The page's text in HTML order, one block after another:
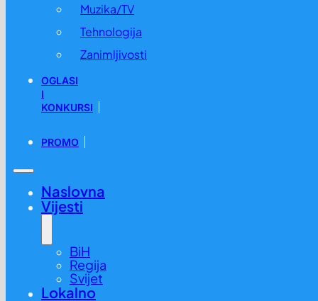
Muzika/TV
Tehnologija
Zanimljivosti
OGLASI
I
KONKURSI
PROMO
Naslovna
Vijesti
BiH
Regija
Svijet
Lokalno